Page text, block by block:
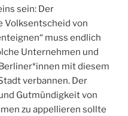
sein: Der
Volksentscheid von
muss endlich
Unternehmen und
mit diesem
verbannen. Der
Gutmündigkeit von
zu appellieren sollte